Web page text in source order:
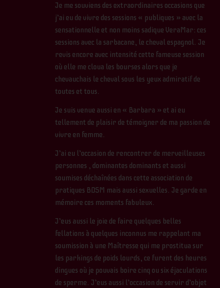
Je me souviens des extraordinaires occasions que
j’ai eu de vivre des sessions « publiques » avec la
sensationnelle et non moins sadique VeraMar: ces
sessions avec la sarbacane, le cheval espagnol. Je
revis encore avec intensité cette fameuse session
où elle me cloua les bourses alors que je
chevauchais le cheval sous les yeux admiratif de
toutes et tous.
Je suis venue aussi en « Barbara » et ai eu
tellement de plaisir de témoigner de ma passion de
vivre en femme.
J’ai eu l’occasion de rencontrer de merveilleuses
personnes , dominantes dominants et aussi
soumises déchaînées dans cette association de
pratiques BDSM mais aussi sexuelles. Je garde en
mémoire ces moments fabuleux.
J’eus aussi le joie de faire quelques belles
fellations à quelques inconnus me rappelant ma
soumission à une Maîtresse qui me prostitua sur
les parkings de poids lourds, ce furent des heures
dingues où je pouvais boire cinq ou six éjaculations
de sperme. J’eus aussi l’occasion de servir d’objet